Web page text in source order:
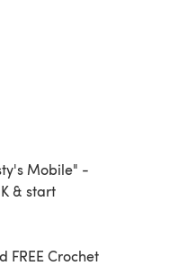
Mobile" -
& start
FREE Crochet